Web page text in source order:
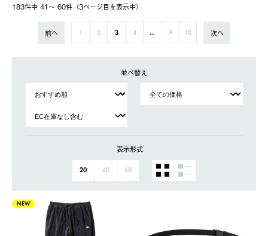
183件中 41〜 60件（3ページ⽬を表⽰中）
前へ 2 3 4 ... 9 10 次へ
並べ替え
表示形式
20 40 60
NEW